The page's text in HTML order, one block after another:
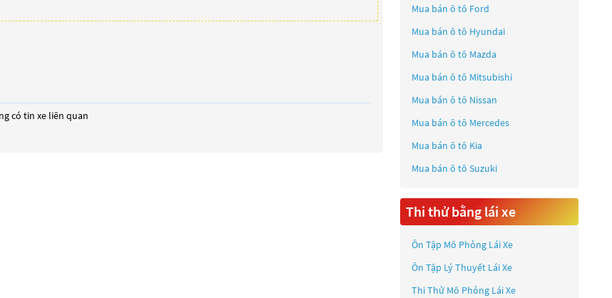
có tin xe liên quan
Mua bán ô tô Ford
Mua bán ô tô Hyundai
Mua bán ô tô Mazda
Mua bán ô tô Mitsubishi
Mua bán ô tô Nissan
Mua bán ô tô Mercedes
Mua bán ô tô Kia
Mua bán ô tô Suzuki
Thi thử bằng lái xe
Ôn Tập Mô Phỏng Lái Xe
Ôn Tập Lý Thuyết Lái Xe
Thi Thử Mô Phỏng Lái Xe